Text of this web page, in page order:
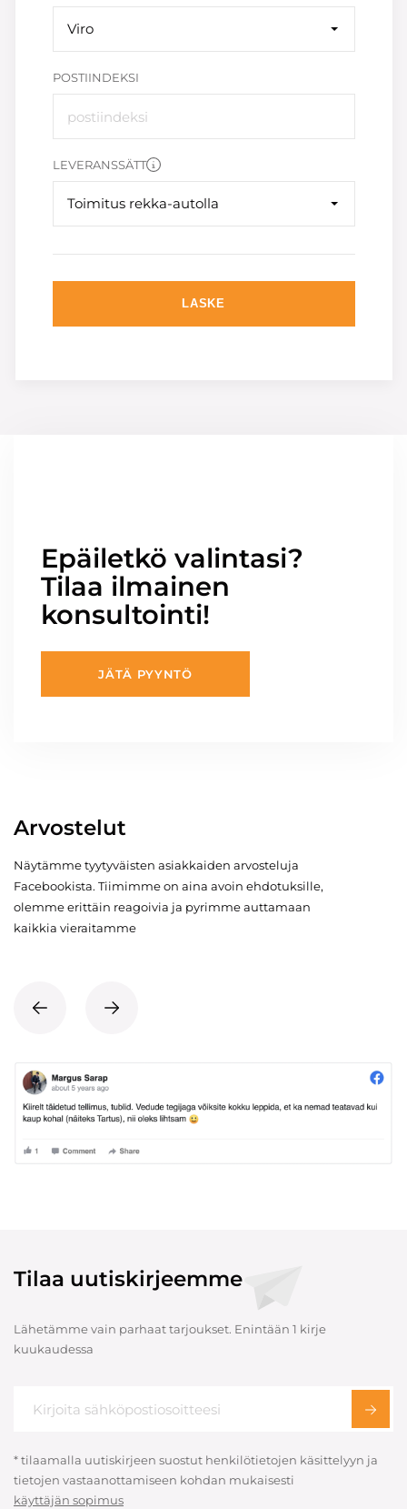
Viro
POSTIINDEKSI
LEVERANSSÄTT
Toimitus rekka-autolla
LASKE
Epäiletkö valintasi?
Tilaa ilmainen
konsultointi!
JÄTÄ PYYNTÖ
Arvostelut
Näytämme tyytyväisten asiakkaiden arvosteluja
Facebookista. Tiimimme on aina avoin ehdotuksille,
olemme erittäin reagoivia ja pyrimme auttamaan
kaikkia vieraitamme
Tilaa uutiskirjeemme
Lähetämme vain parhaat tarjoukset. Enintään 1 kirje
kuukaudessa
* tilaamalla uutiskirjeen suostut henkilötietojen käsittelyyn ja
tietojen vastaanottamiseen kohdan mukaisesti
käyttäjän sopimus